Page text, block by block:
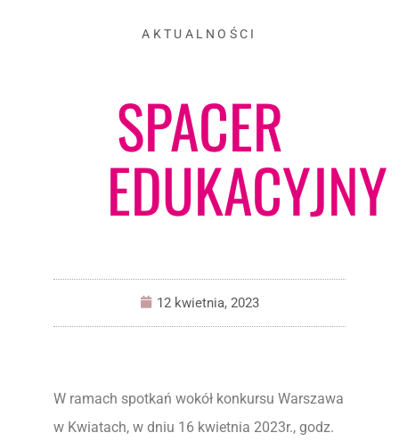
AKTUALNOŚCI
SPACER
EDUKACYJNY
12 kwietnia, 2023
W ramach spotkań wokół konkursu Warszawa
w Kwiatach, w dniu 16 kwietnia 2023r., godz.